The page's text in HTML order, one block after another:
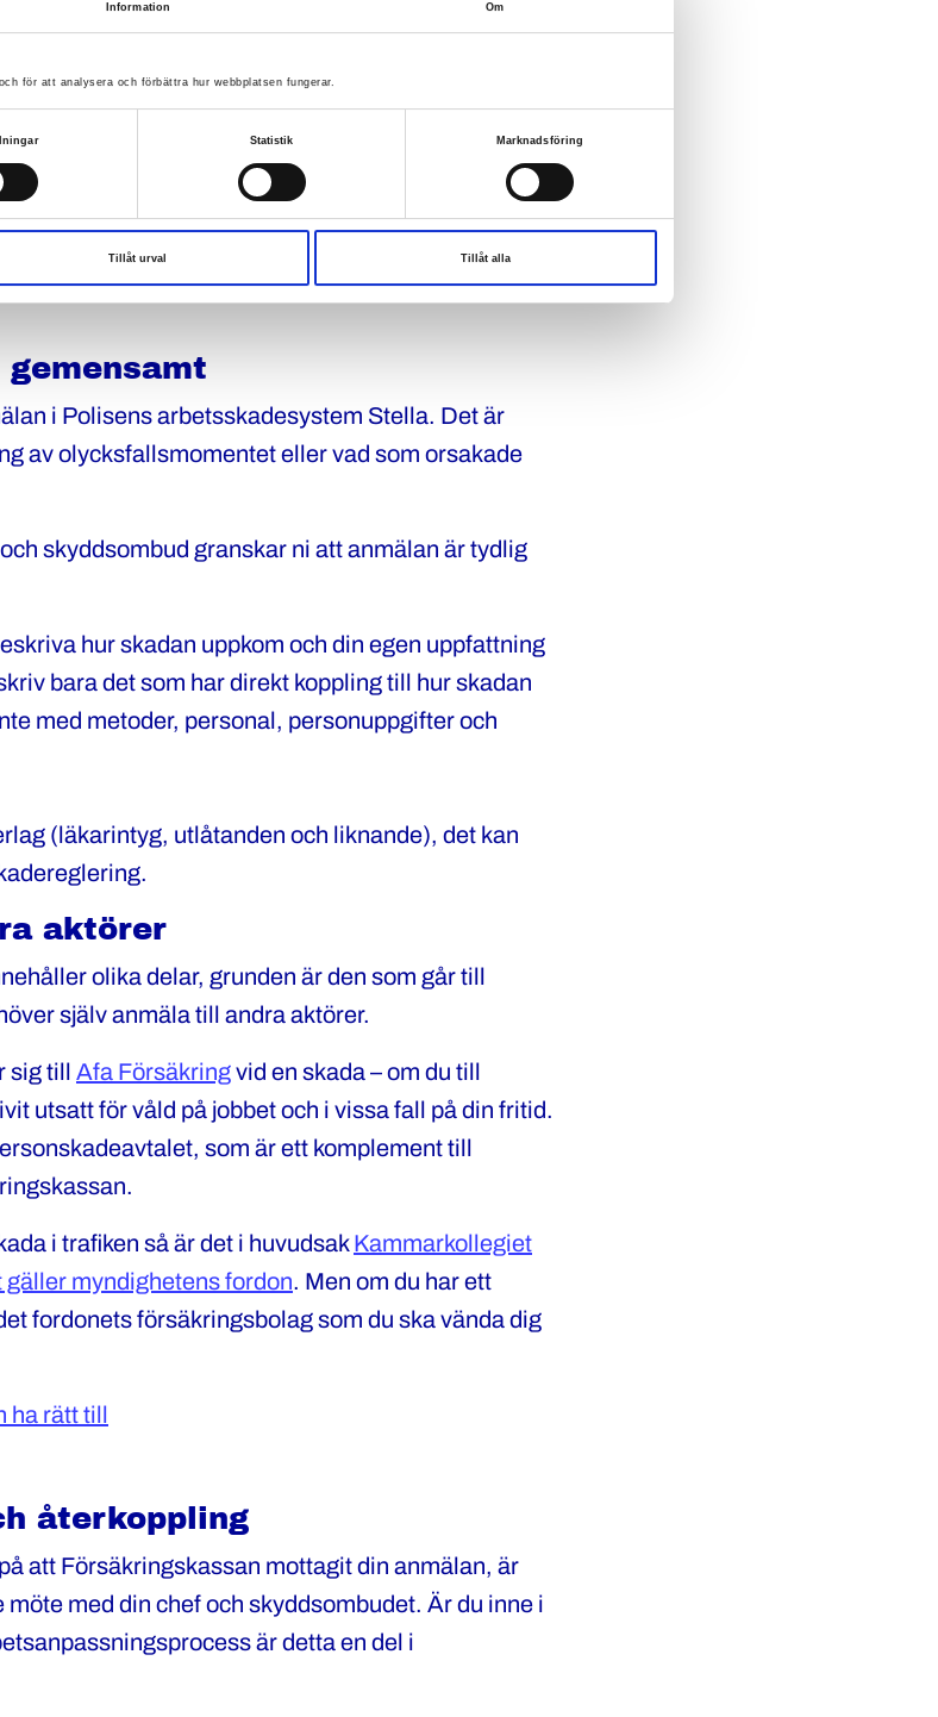
Information Om
för att analysera och förbättra hur webbplatsen fungerar.
Statistik Marknadsföring
Tillåt urval Tillåt alla
en arbetsskada i 4 steg
chef
med dig och skyddsombudet utreda orsaken
ska ange vad man tänker göra för att förhindra
typ av skada. Alla arbetsskador registreras och
gemensamt
i Polisens arbetsskadesystem Stella. Det är
av olycksfallsmomentet eller vad som orsakade
skyddsombud granskar ni att anmälan är tydlig
hur skadan uppkom och din egen uppfattning
bara det som har direkt koppling till hur skadan
med metoder, personal, personuppgifter och
(läkarintyg, utlåtanden och liknande), det kan
aktörer
olika delar, grunden är den som går till
själv anmäla till andra aktörer.
sig till Afa Försäkringvid en skada – om du till
utsatt för våld på jobbet och i vissa fall på din fritid.
som är ett komplement till
i trafiken så är det i huvudsakKammarkollegiet
gäller myndighetens fordon. Men om du har ett
fordonets försäkringsbolag som du ska vända dig
ha rätt till
återkoppling
att Försäkringskassan mottagit din anmälan, är
med din chef och skyddsombudet. Är du inne i
är detta en del i